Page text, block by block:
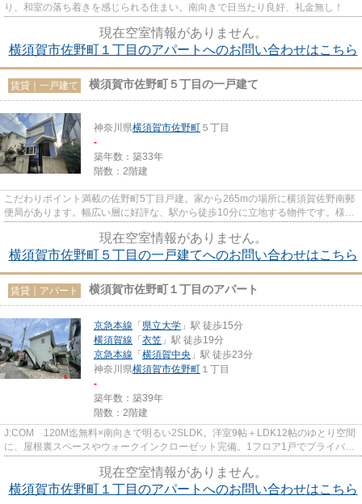
り、和室の落ち着きを感じられる住まい。南向きで日当たり良好、礼金無し！
現在空室情報がありません。
横須賀市佐野町１丁目のアパートへのお問い合わせはこちら
賃貸｜一戸建て 横須賀市佐野町５丁目の一戸建て
神奈川県横須賀市佐野町 ５丁目
-
築年数：築33年
階数：2階建
こだわりポイント満載の佐野町5丁目戸建。家から265mの場所に横須賀佐野南郵
便局があります。幅広い層に好評な、駅から徒歩10分に立地する物件です。様々
現在空室情報がありません。
横須賀市佐野町５丁目の一戸建てへのお問い合わせはこちら
賃貸｜アパート 横須賀市佐野町１丁目のアパート
京急本線 「 県立大学 」駅 徒歩15分
横須賀線 「 衣笠 」駅 徒歩19分
京急本線 「 横須賀中央 」駅 徒歩23分
神奈川県横須賀市佐野町 １丁目
-
築年数：築39年
階数：2階建
J:COM 120M迄無料×南向きで明るい2SLDK。洋室9帖＋LDK12帖のゆとり空間
に、屋根裏スペースやウォークインクローゼット完備。1フロア1戸でプライバシ
現在空室情報がありません。
横須賀市佐野町１丁目のアパートへのお問い合わせはこちら